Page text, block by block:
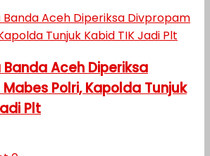
Aceh Diperiksa
Polri, Kapolda Tunjuk
Plt